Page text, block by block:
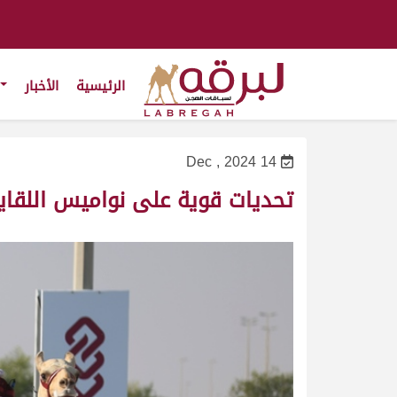
الرئيسية الأخبار
14 Dec , 2024
تحديات قوية على نواميس